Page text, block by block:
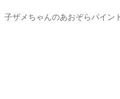
子ザメちゃんのあおぞらパイン